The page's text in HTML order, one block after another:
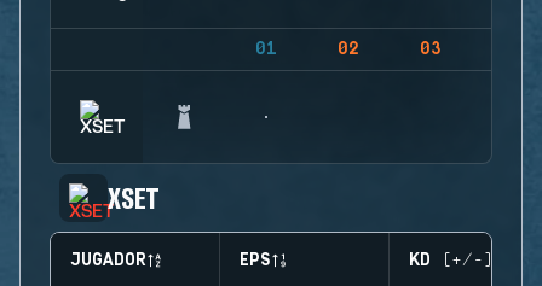
01 02 03
XSET
JUGADOR EPS KD (+/-)